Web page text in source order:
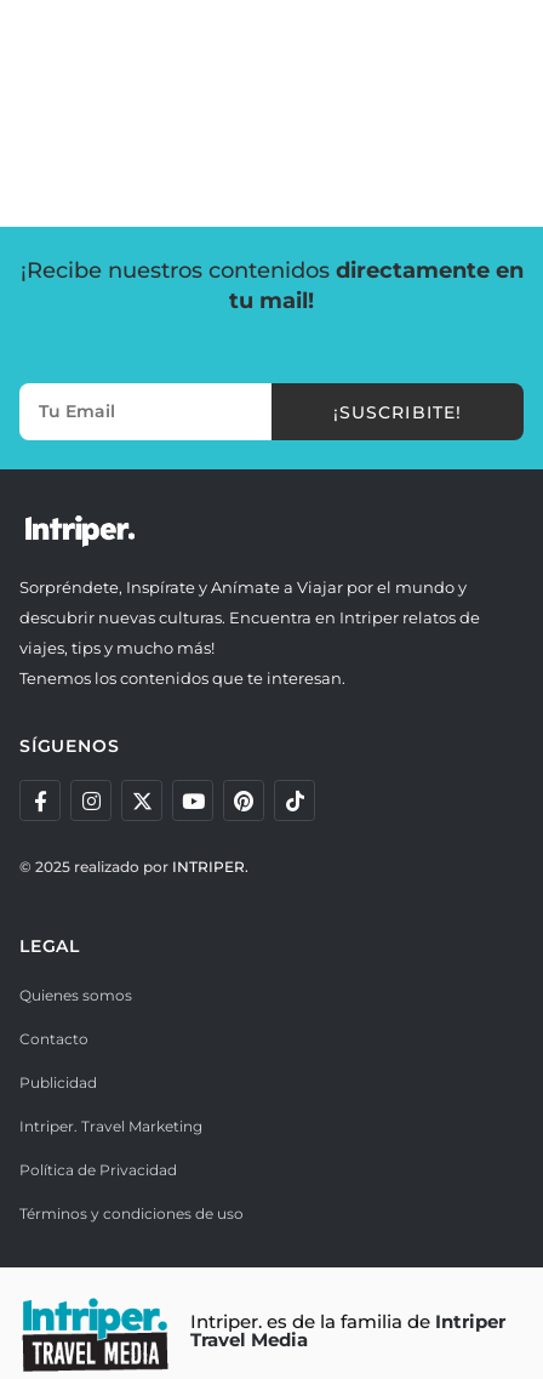
¡Recibe nuestros contenidos directamente en
tu mail!
¡SUSCRIBITE!
Sorpréndete, Inspírate y Anímate a Viajar por el mundo y
descubrir nuevas culturas. Encuentra en Intriper relatos de
viajes, tips y mucho más!
Tenemos los contenidos que te interesan.
SÍGUENOS
© 2025 realizado por INTRIPER.
LEGAL
Quienes somos
Contacto
Publicidad
Intriper. Travel Marketing
Política de Privacidad
Términos y condiciones de uso
Intriper. es de la familia de Intriper
Travel Media